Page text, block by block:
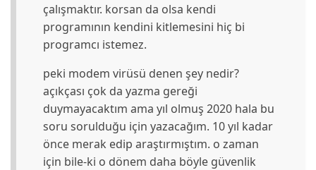
çalışmaktır. korsan da olsa kendi
programının kendini kitlemesini hiç bi
programcı istemez.
peki modem virüsü denen şey nedir?
açıkçası çok da yazma gereği
duymayacaktım ama yıl olmuş 2020 hala bu
soru sorulduğu için yazacağım. 10 yıl kadar
önce merak edip araştırmıştım. o zaman
için bile-ki o dönem daha böyle güvenlik